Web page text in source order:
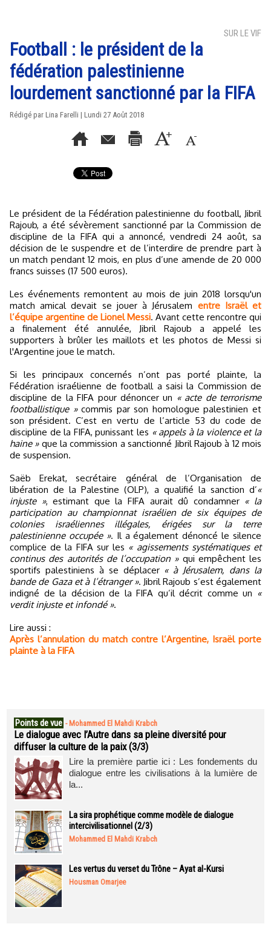
SUR LE VIF
Football : le président de la
fédération palestinienne
lourdement sanctionné par la FIFA
Rédigé par Lina Farelli | Lundi 27 Août 2018
Le président de la Fédération palestinienne du football, Jibril
Rajoub, a été sévèrement sanctionné par la Commission de
discipline de la FIFA qui a annoncé, vendredi 24 août, sa
décision de le suspendre et de l’interdire de prendre part à
un match pendant 12 mois, en plus d’une amende de 20 000
francs suisses (17 500 euros).
Les événements remontent au mois de juin 2018 lorsqu'un
match amical devait se jouer à Jérusalem entre Israël et
l’équipe argentine de Lionel Messi. Avant cette rencontre qui
a finalement été annulée, Jibril Rajoub a appelé les
supporters à brûler les maillots et les photos de Messi si
l'Argentine joue le match.
Si les principaux concernés n’ont pas porté plainte, la
Fédération israélienne de football a saisi la Commission de
discipline de la FIFA pour dénoncer un « acte de terrorisme
footballistique »commis par son homologue palestinien et
son président. C’est en vertu de l’article 53 du code de
discipline de la FIFA, punissant les « appels à la violence et la
haine »que la commission a sanctionné Jibril Rajoub à 12 mois
de suspension.
Saëb Erekat, secrétaire général de l’Organisation de
libération de la Palestine (OLP), a qualifié la sanction d’«
injuste », estimant que la FIFA aurait dû condamner « la
participation au championnat israélien de six équipes de
colonies israéliennes illégales, érigées sur la terre
palestinienne occupée ». Il a également dénoncé le silence
complice de la FIFA sur les « agissements systématiques et
continus des autorités de l’occupation »qui empêchent les
sportifs palestiniens à se déplacer « à Jérusalem, dans la
bande de Gaza et à l’étranger ». Jibril Rajoub s’est également
indigné de la décision de la FIFA qu’il décrit comme un «
verdit injuste et infondé ».
Lire aussi :
Après l’annulation du match contre l’Argentine, Israël porte
plainte à la FIFA
Points de vue - Mohammed El Mahdi Krabch
Le dialogue avec l’Autre dans sa pleine diversité pour
diffuser la culture de la paix (3/3)
Lire la première partie ici : Les fondements du
dialogue entre les civilisations à la lumière de
la...
La sira prophétique comme modèle de dialogue
intercivilisationnel (2/3)
Mohammed El Mahdi Krabch
Les vertus du verset du Trône – Ayat al-Kursi
Housman Omarjee